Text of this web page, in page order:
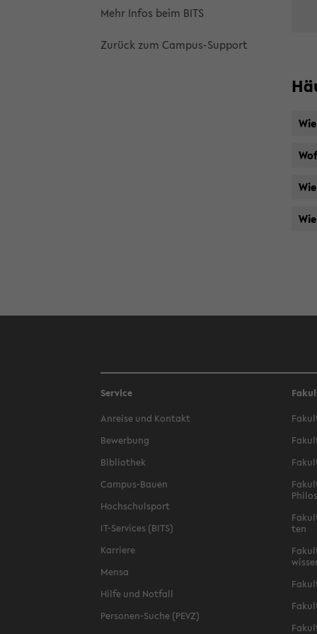
Mehr Infos beim BITS
Zu­rück zum Campus-​Support
Service
An­rei­se und Kon­takt
Be­wer­bung
Bi­blio­thek
Campus-​Bauen
Hoch­schul­sport
IT-​Services (BITS)
Kar­rie­re
Mensa
Hilfe und Not­fall
Personen-​Suche (PEVZ)
ten